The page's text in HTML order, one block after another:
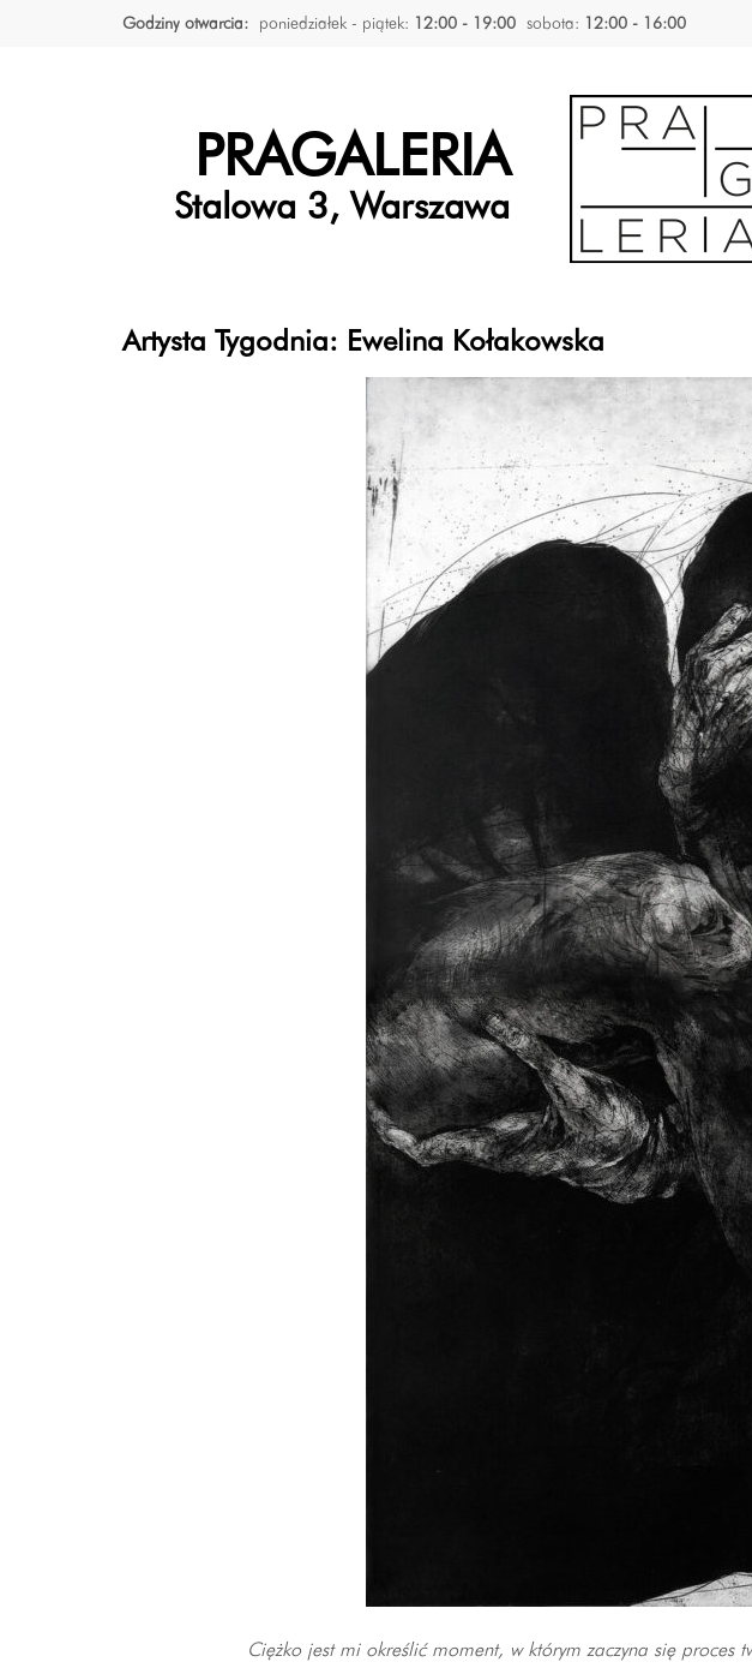
Godziny otwarcia: poniedziałek - piątek: 12:00 - 19:00 sobota: 12:00 - 16:00
PRAGALERIA
Stalowa 3, Warszawa
Artysta Tygodnia: Ewelina Kołakowska
Ciężko jest mi określić moment, w którym zaczyna się proces